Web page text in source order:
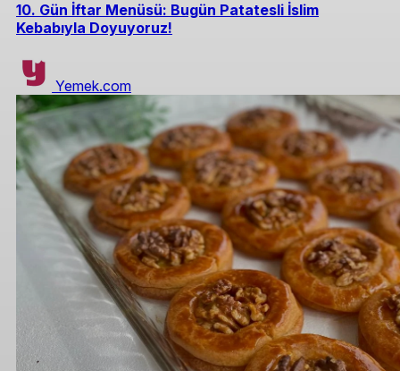
10. Gün İftar Menüsü: Bugün Patatesli İslim
Kebabıyla Doyuyoruz!
Yemek.com